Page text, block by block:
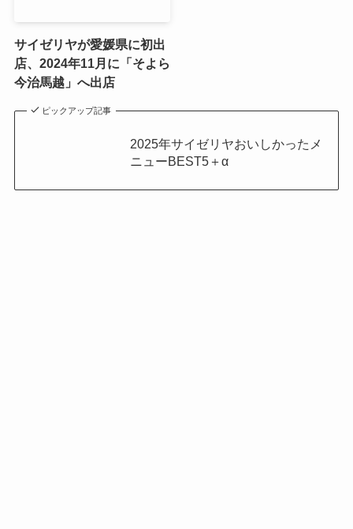
サイゼリヤが愛媛県に初出
店、2024年11月に「そよら
今治馬越」へ出店
ピックアップ記事
2025年サイゼリヤおいしかったメ
ニューBEST5＋α